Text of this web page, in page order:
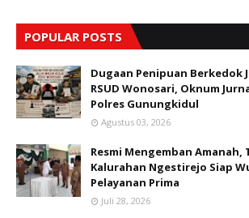
POPULAR POSTS
Dugaan Penipuan Berkedok
RSUD Wonosari, Oknum
Polres Gunungkidul
Agustus 03, 2026
Resmi Mengemban Amanah,
Kalurahan Ngestirejo Siap
Pelayanan Prima
Juli 28, 2026